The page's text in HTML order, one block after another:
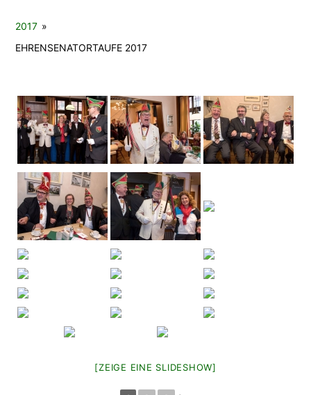
Pressearchiv
2017 »
EHRENSENATORTAUFE 2017
[ZEIGE EINE SLIDESHOW]